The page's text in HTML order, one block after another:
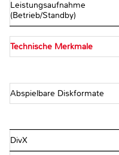
Leistungsaufnahme
(Betrieb/Standby)
Technische Merkmale
Abspielbare Diskformate
DivX